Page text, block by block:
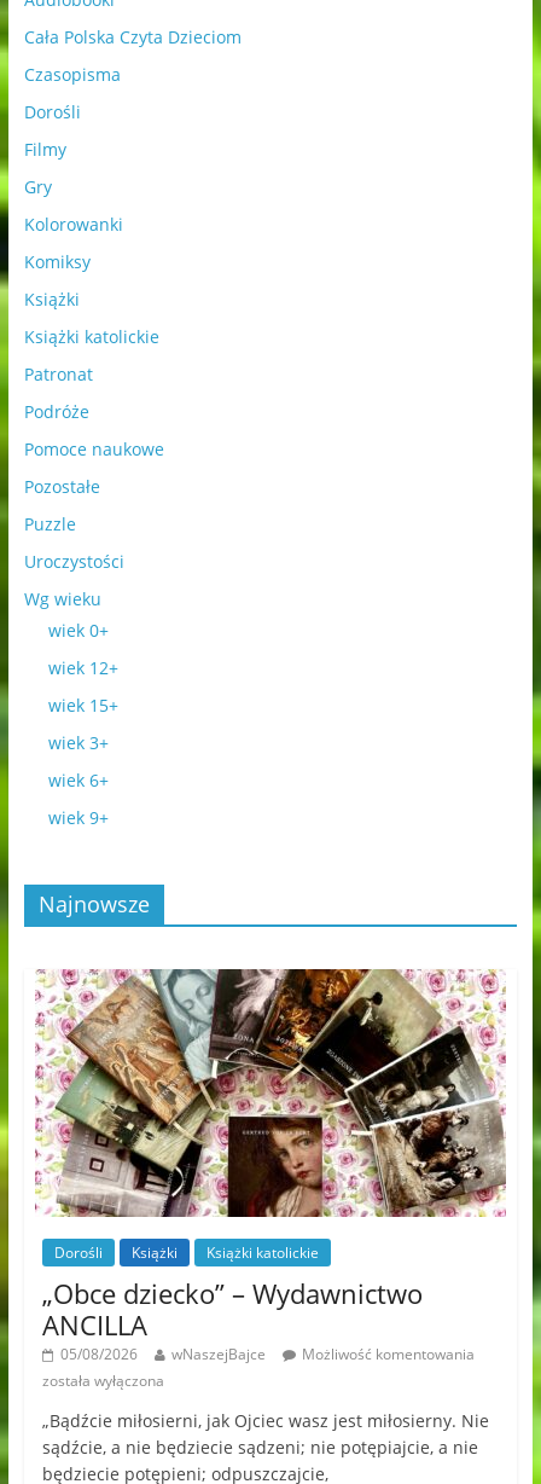
Cała Polska Czyta Dzieciom
Czasopisma
Dorośli
Filmy
Gry
Kolorowanki
Komiksy
Książki
Książki katolickie
Patronat
Podróże
Pomoce naukowe
Pozostałe
Puzzle
Uroczystości
Wg wieku
wiek 0+
wiek 12+
wiek 15+
wiek 3+
wiek 6+
wiek 9+
Najnowsze
Dorośli Książki Książki katolickie
„Obce dziecko” – Wydawnictwo
ANCILLA
05/08/2026 wNaszejBajce
Możliwość komentowania
została wyłączona
„Bądźcie miłosierni, jak Ojciec wasz jest miłosierny. Nie
sądźcie, a nie będziecie sądzeni; nie potępiajcie, a nie
będziecie potępieni; odpuszczajcie,